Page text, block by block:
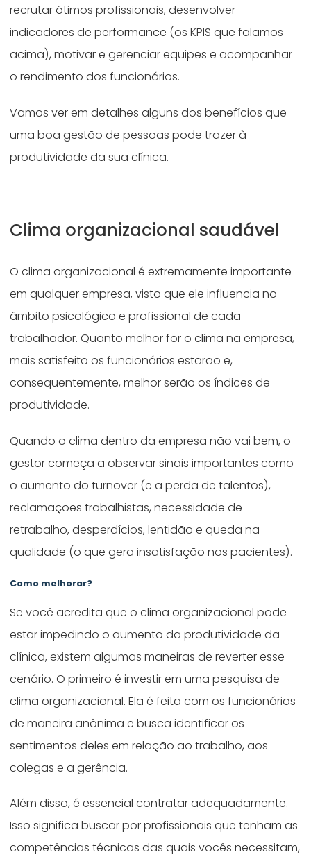
recrutar ótimos profissionais, desenvolver
indicadores de performance (os KPIS que falamos
acima), motivar e gerenciar equipes e acompanhar
o rendimento dos funcionários.
Vamos ver em detalhes alguns dos benefícios que
uma boa gestão de pessoas pode trazer à
produtividade da sua clínica.
Clima organizacional saudável
O clima organizacional é extremamente importante
em qualquer empresa, visto que ele influencia no
âmbito psicológico e profissional de cada
trabalhador. Quanto melhor for o clima na empresa,
mais satisfeito os funcionários estarão e,
consequentemente, melhor serão os índices de
produtividade.
Quando o clima dentro da empresa não vai bem, o
gestor começa a observar sinais importantes como
o aumento do turnover (e a perda de talentos),
reclamações trabalhistas, necessidade de
retrabalho, desperdícios, lentidão e queda na
qualidade (o que gera insatisfação nos pacientes).
Como melhorar?
Se você acredita que o clima organizacional pode
estar impedindo o aumento da produtividade da
clínica, existem algumas maneiras de reverter esse
cenário. O primeiro é investir em uma pesquisa de
clima organizacional. Ela é feita com os funcionários
de maneira anônima e busca identificar os
sentimentos deles em relação ao trabalho, aos
colegas e a gerência.
Além disso, é essencial contratar adequadamente.
Isso significa buscar por profissionais que tenham as
competências técnicas das quais vocês necessitam,